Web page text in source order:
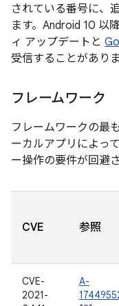
されている番号に、
ます。Android 10 以
ィ アップデートと
受信することがありま
フレームワーク
フレームワークの最
ーカルアプリによっ
ー操作の要件が回避
CVE 参照
CVE-
2021-
A-